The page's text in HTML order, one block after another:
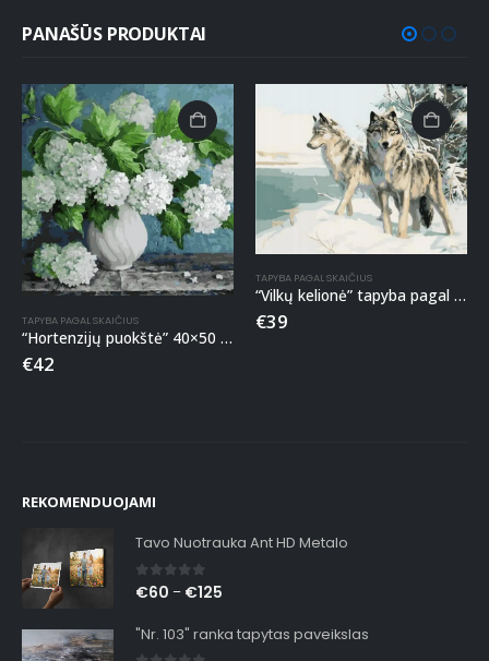
PANAŠŪS PRODUKTAI
TAPYBA PAGAL SKAIČIUS
“Hortenzijų puokštė” 40×50 tapyba pagal skaičius
€42
TAPYBA PAGAL SKAIČIUS
“Vilkų kelionė” tapyba pagal skaičius
€39
REKOMENDUOJAMI
Tavo Nuotrauka Ant HD Metalo
0out of 5
€60 – €125
"Nr. 103" ranka tapytas paveikslas